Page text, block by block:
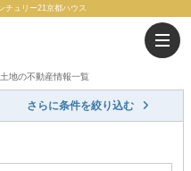
チュリー21京都ハウス
地の不動産情報一覧
さらに条件を絞り込む